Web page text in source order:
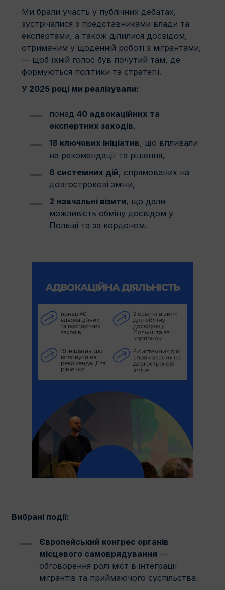
Ми брали участь у публічних дебатах,
зустрічалися з представниками влади та
експертами, а також ділилися досвідом,
отриманим у щоденній роботі з мігрантами,
— щоб їхній голос був почутий там, де
формуються політики та стратегії.
У 2025 році ми реалізували:
понад 40 адвокаційних та
експертних заходів,
18 ключових ініціатив, що впливали
на рекомендації та рішення,
6 системних дій, спрямованих на
довгострокові зміни,
2 навчальні візити, що дали
можливість обміну досвідом у
Польщі та за кордоном.
Вибрані події:
Європейський конгрес органів
місцевого самоврядування —
обговорення ролі міст в інтеграції
мігрантів та приймаючого суспільства.